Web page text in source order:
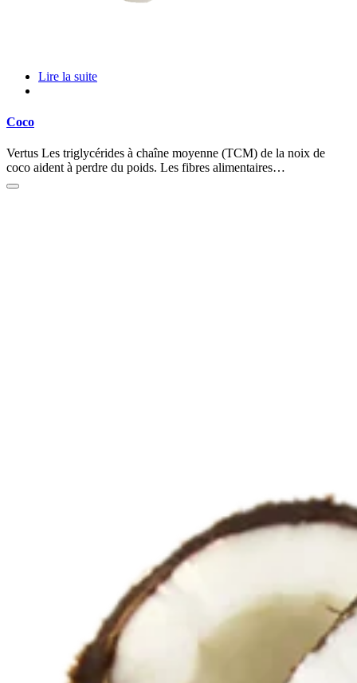
Lire la suite
Coco
Vertus Les triglycérides à chaîne moyenne (TCM) de la noix de
coco aident à perdre du poids. Les fibres alimentaires…